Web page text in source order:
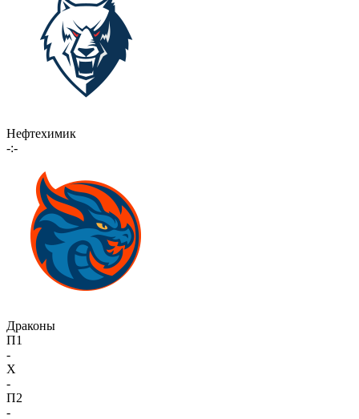
Нефтехимик
-:-
Драконы
П1
-
X
-
П2
-